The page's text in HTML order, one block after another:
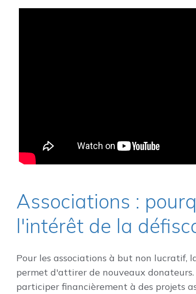
Associations :
l'intérêt de la
Pour les associations à but non lucratif,
permet d'attirer de nouveaux
participer financièrement à des projets